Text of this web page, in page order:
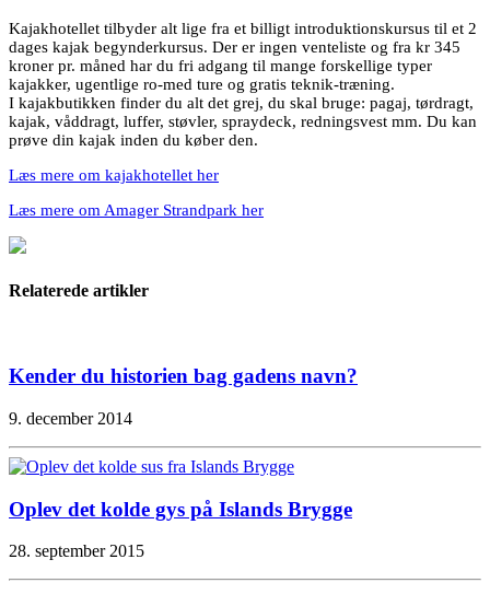
Kajakhotellet tilbyder alt lige fra et billigt introduktionskursus til et 2
dages kajak begynderkursus. Der er ingen venteliste og fra kr 345
kroner pr. måned har du fri adgang til mange forskellige typer
kajakker, ugentlige ro-med ture og gratis teknik-træning.
I kajakbutikken finder du alt det grej, du skal bruge: pagaj, tørdragt,
kajak, våddragt, luffer, støvler, spraydeck, redningsvest mm. Du kan
prøve din kajak inden du køber den.
Læs mere om kajakhotellet her
Læs mere om Amager Strandpark her
Relaterede artikler
Kender du historien bag gadens navn?
9. december 2014
Oplev det kolde gys på Islands Brygge
28. september 2015